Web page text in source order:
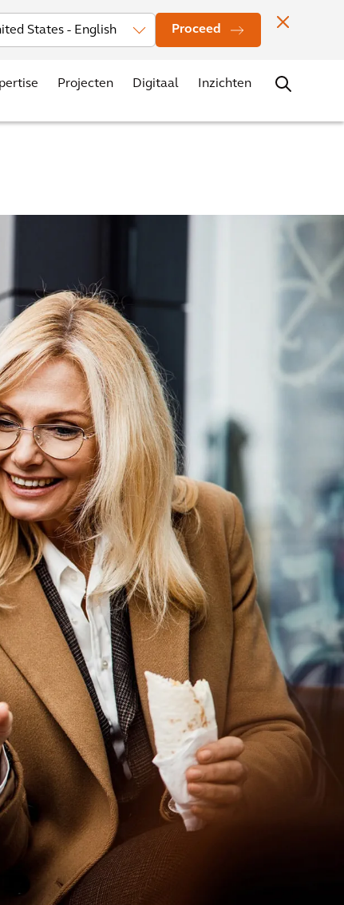
Proceed
Investors Nieuws Vestigingen Contact
Projecten Digitaal Inzichten